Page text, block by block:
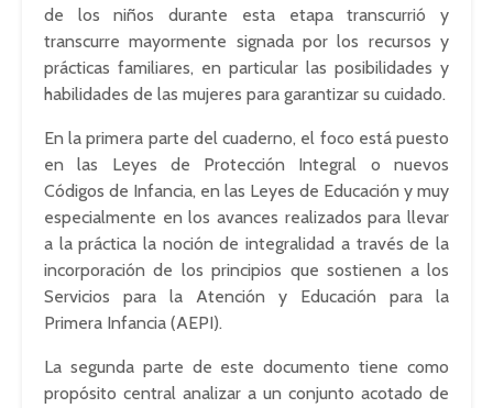
de los niños durante esta etapa transcurrió y
transcurre mayormente signada por los recursos y
prácticas familiares, en particular las posibilidades y
habilidades de las mujeres para garantizar su cuidado.
En la primera parte del cuaderno, el foco está puesto
en las Leyes de Protección Integral o nuevos
Códigos de Infancia, en las Leyes de Educación y muy
especialmente en los avances realizados para llevar
a la práctica la noción de integralidad a través de la
incorporación de los principios que sostienen a los
Servicios para la Atención y Educación para la
Primera Infancia (AEPI).
La segunda parte de este documento tiene como
propósito central analizar a un conjunto acotado de